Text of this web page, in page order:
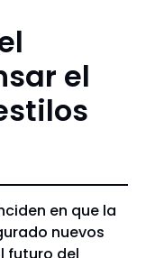
el
en que la
nuevos